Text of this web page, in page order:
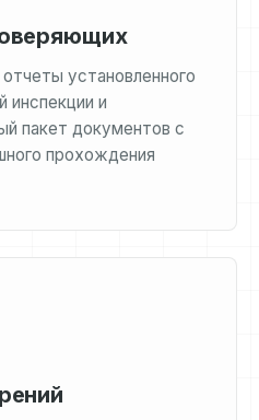
установленного
инспекции и
пакет документов с
прохождения